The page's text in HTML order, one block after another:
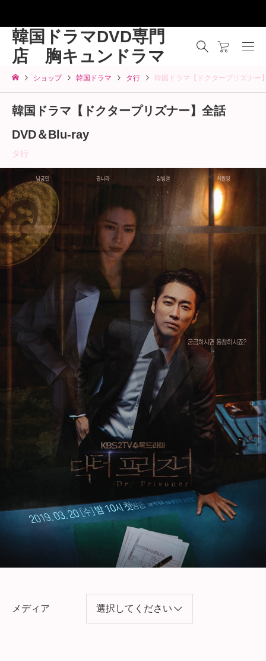
韓国ドラマDVD専門
店 胸キュンドラマ
ショップ 韓国ドラマ タ行 韓国ドラマ【ドクタープリズナ
韓国ドラマ【ドクタープリズナー】全話
DVD＆Blu-ray
タ行
メディア